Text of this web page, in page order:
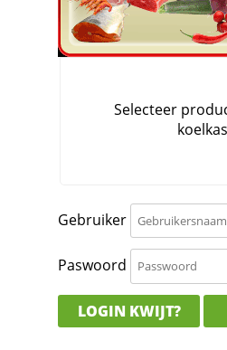
Gebruiker
Paswoord
LOGIN KWIJT?